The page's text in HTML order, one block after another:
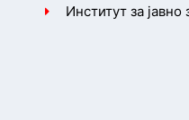
Институт за јавно